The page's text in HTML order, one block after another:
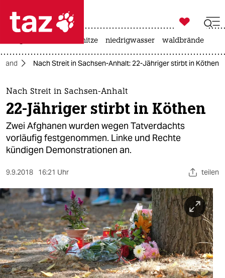
 taz zahl ich
taz zahl ich
themen
politik
öko
gesellschaft
sport
berlin
nord
wahrheit

taz zahl ich
hitze niedrigwasser waldbrände
Nach Streit in Sachsen-Anhalt: 22-Jähriger stirbt in Köthen
Nach Streit in Sachsen-Anhalt
22-Jähriger stirbt in Köthen
Zwei Afghanen wurden wegen Tatverdachts
vorläufig festgenommen. Linke und Rechte
kündigen Demonstrationen an.
9.9.2018 16:21 Uhr teilen